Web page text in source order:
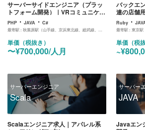
サーバーサイドエンジニア（プラッ
トフォーム開発）｜VRコミュニケー
ションシステム開発
PHP ・ JAVA ・ C#
最寄駅 : 秋葉原駅（山手線、京浜東北線、総武線、日比谷線）
単価（税抜き）
〜¥700,000/人月
バックエ
連の店舗
Ruby ・
最寄駅 :東京駅（山
単価（税
サーバーエンジニア
Scala
Scalaエンジニア求人｜アパレル系
サーバー
JAVA
Javaエン